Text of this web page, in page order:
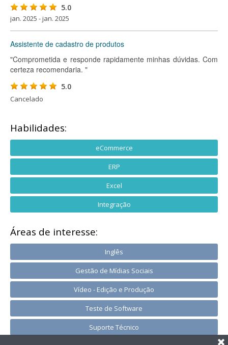
5.0
jan. 2025 - jan. 2025
Assistente de cadastro de produtos
"Comprometida e responde rapidamente minhas dúvidas. Com
certeza recomendaria. "
5.0
Cancelado
Habilidades:
eCommerce
ERP
Excel
Integração
Áreas de interesse:
Inglês
Gestão de Mídias Sociais
Vídeo - Edição e Produção
Teste de Software
Suporte Técnico